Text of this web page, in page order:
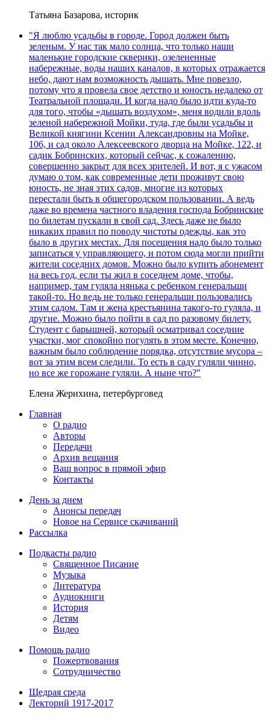
Татьяна Базарова, историк
"Я люблю усадьбы в городе. Город должен быть
зеленым. У нас так мало солнца, что только наши
маленькие городские скверики, озелененные
набережные, воды наших каналов, в которых отражается
небо, дают нам возможность дышать. Мне повезло,
потому что я провела свое детство и юность недалеко от
Театральной площади. И когда надо было идти куда-то
для того, чтобы «дышать воздухом», меня водили вдоль
зеленой набережной Мойки, туда, где были усадьбы и
Великой княгини Ксении Александровны на Мойке,
106, и сад около Алексеевского дворца на Мойке, 122, и
садик Бобринских, который сейчас, к сожалению,
совершенно закрыт для всех зрителей. И вот, я с ужасом
думаю о том, как современные дети проживут свою
юность, не зная этих садов, многие из которых
перестали быть в общегородском пользовании. А ведь
даже во времена частного владения господа Бобринские
по билетам пускали в свой сад. Здесь даже не было
никаких правил по поводу чистоты одежды, как это
было в других местах. Для посещения надо было только
записаться у управляющего, и потом сюда могли прийти
жители соседних домов. Можно было купить абонемент
на весь год, если ты жил в соседнем доме, чтобы,
например, там гуляла нянька с ребенком генеральши
такой-то. Но ведь не только генеральши пользовались
этим садом. Там и жена крестьянина такого-то гуляла, и
другие. Можно было пойти в сад по разовому билету.
Студент с барышней, который осматривал соседние
участки, мог спокойно погулять в этом месте. Конечно,
важным было соблюдение порядка, отсутствие мусора –
вот за этим всем следили. То есть в саду гуляли чинно,
но все же горожане гуляли. А ныне что?"
Елена Жерихина, петербурговед
Главная
О радио
Авторы
Передачи
Архив вещания
Ваш вопрос в прямой эфир
Контакты
День за днем
Анонсы передач
Новое на Сервисе скачиваний
Рассылка
Подкасты радио
Священное Писание
Музыка
Литература
Аудиокниги
История
Детям
Видео
Помощь радио
Пожертвования
Сотрудничество
Щедрая среда
Лекторий 1917-2017